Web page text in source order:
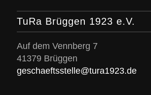
TuRa Brüggen 1923 e.V.
Auf dem Vennberg 7
41379 Brüggen
geschaeftsstelle@tura1923.de